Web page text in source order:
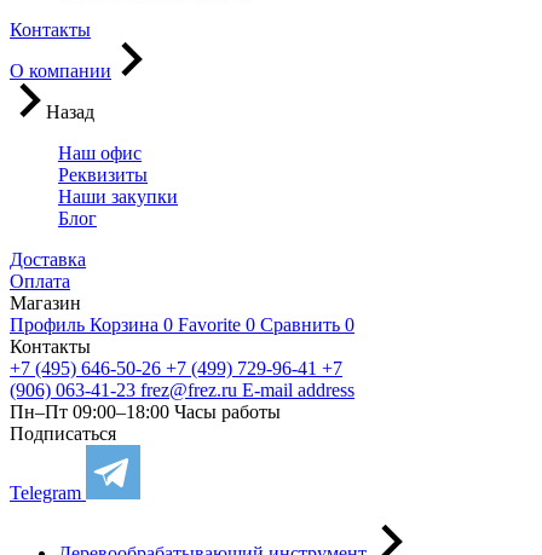
Контакты
О компании
Назад
Наш офис
Реквизиты
Наши закупки
Блог
Доставка
Оплата
Магазин
Профиль Корзина 0 Favorite 0 Сравнить 0
Контакты
+7 (495) 646-50-26 +7 (499) 729-96-41 +7
(906) 063-41-23 frez@frez.ru E-mail address
Пн–Пт 09:00–18:00 Часы работы
Подписаться
Telegram